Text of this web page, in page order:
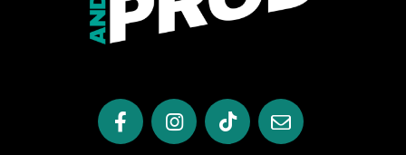
La fermeture à demi-zip en nylonapporte une touche
moderne à ce pull, permettant un ajustement
personnalisé en fonction de la météo. Un détail pratique
Finitions Élastiques en Point de Côtes
Les finitions élastiques enpoint de côtesau col, aux